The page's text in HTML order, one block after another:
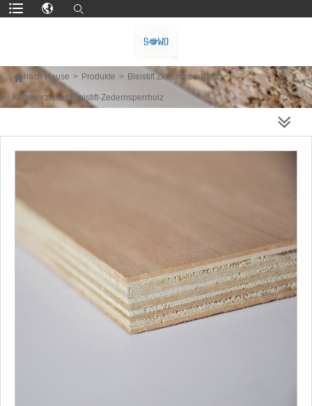
nach Hause > Produkte > Bleistift Zedernsperrholz >
Kommerzielles Bleistift-Zedernsperrholz